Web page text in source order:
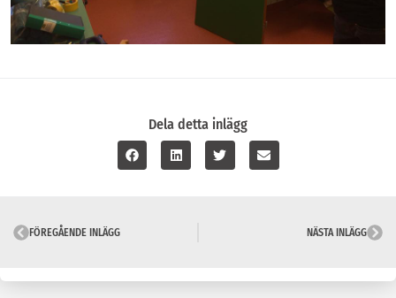
Dela detta inlägg
FÖREGÅENDE INLÄGG NÄSTA INLÄGG